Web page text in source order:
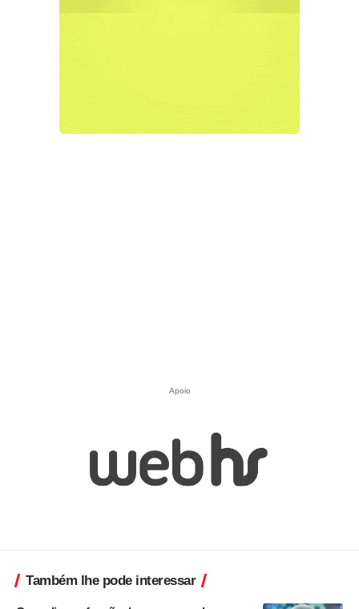
Apoio
Também lhe pode interessar